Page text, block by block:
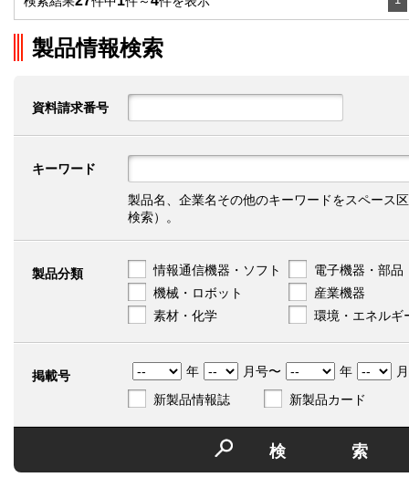
製品情報検索
資料請求番号
キーワード
製品名、企業名その他のキーワードをスペース
検索）。
製品分類 情報通信機器・ソフト
電子機器・部品
機械・ロボット
産業機器
素材・化学
環境・エネルギ
掲載号 年 月号〜 年
新製品情報誌
新製品カード
検